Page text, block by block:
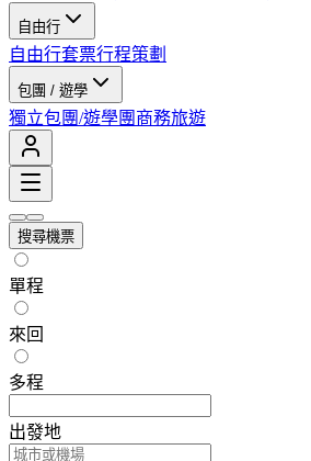
自由行
自由行套票行程策劃
包團 / 遊學
獨立包團/遊學團 商務旅遊
搜尋機票
單程
來回
多程
出發地